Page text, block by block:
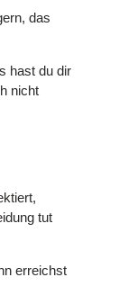
das
hast du dir
nicht
tut
erreichst